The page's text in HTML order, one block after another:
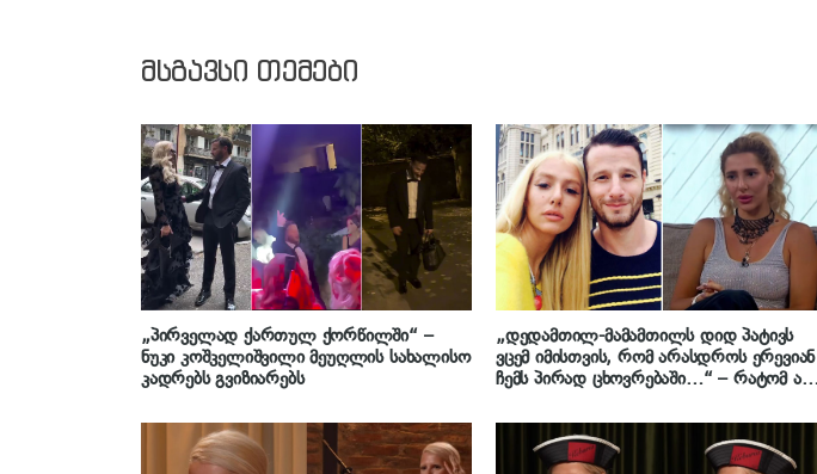
მსგავსი თემები
„პირველად ქართულ ქორწილში“ –
ნუკი კოშკელიშვილი მეუღლის სახალისო
კადრებს გვიზიარებს
„დედამთილ-მამამთილს დიდ პატივს
ვცემ იმისთვის, რომ არასდროს ერევიან
ჩემს პირად ცხოვრებაში…“ – რატომ არ